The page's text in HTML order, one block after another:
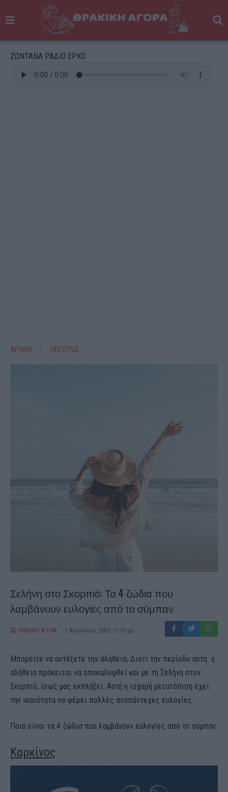
ΖΩΝΤΑΝΑ ΡΑΔΙΟ ΕΡΚΟ
ΑΡΧΙΚΗ LIFESTYLE
Σελήνη στο Σκορπιό: Τα 4 ζώδια που
λαμβάνουν ευλογίες από το σύμπαν
ΘΡΑΚΙΚΗ ΑΓΟΡΑ 1 Αυγούστου, 2025 11:50 μμ
Μπορείτε να αντέξετε την αλήθεια; Διότι την περίοδο αυτή η
αλήθεια πρόκειται να αποκαλυφθεί και με τη Σελήνη στον
Σκορπιό, ίσως μας εκπλήξει. Αυτή η ισχυρή μετατόπιση έχει
την ικανότητα να φέρει πολλές αναπάντεχες ευλογίες.
Ποια είναι τα 4 ζώδια που λαμβάνουν ευλογίες από το σύμπαν:
Καρκίνος